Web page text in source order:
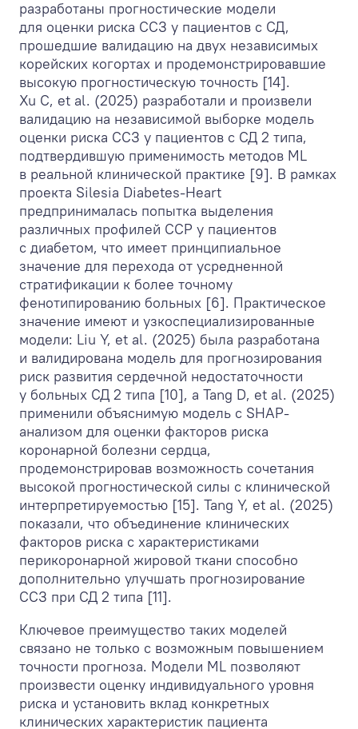
разработаны прогностические модели
для оценки риска ССЗ у пациентов с СД,
прошедшие валидацию на двух независимых
корейских когортах и продемонстрировавшие
высокую прогностическую точность [14].
Xu C, et al. (2025) разработали и произвели
валидацию на независимой выборке модель
оценки риска ССЗ у пациентов с СД 2 типа,
подтвердившую применимость методов ML
в реальной клинической практике [9]. В рамках
проекта Silesia Diabetes-Heart
предпринималась попытка выделения
различных профилей ССР у пациентов
с диабетом, что имеет принципиальное
значение для перехода от усредненной
стратификации к более точному
фенотипированию больных [6]. Практическое
значение имеют и узкоспециализированные
модели: Liu Y, et al. (2025) была разработана
и валидирована модель для прогнозирования
риск развития сердечной недостаточности
у больных СД 2 типа [10], а Tang D, et al. (2025)
применили объяснимую модель с SHAP-
анализом для оценки факторов риска
коронарной болезни сердца,
продемонстрировав возможность сочетания
высокой прогностической силы с клинической
интерпретируемостью [15]. Tang Y, et al. (2025)
показали, что объединение клинических
факторов риска с характеристиками
перикоронарной жировой ткани способно
дополнительно улучшать прогнозирование
ССЗ при СД 2 типа [11].
Ключевое преимущество таких моделей
связано не только с возможным повышением
точности прогноза. Модели ML позволяют
произвести оценку индивидуального уровня
риска и установить вклад конкретных
клинических характеристик пациента